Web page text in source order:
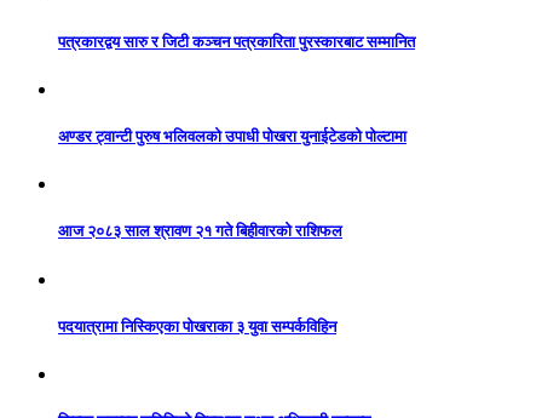
पत्रकारद्वय सारु र जिटी कञ्चन पत्रकारिता पुरस्कारबाट सम्मानित
अण्डर ट्वान्टी पुरुष भलिवलको उपाधी पोखरा युनाईटेडको पोल्टामा
आज २०८३ साल श्रावण २१ गते बिहीवारको राशिफल
पदयात्रामा निस्किएका पोखराका ३ युवा सम्पर्कविहिन